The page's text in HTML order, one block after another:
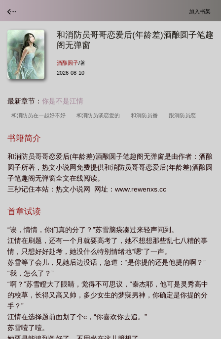
加入书架
和消防员哥哥恋爱后(年龄差)酒酿圆子笔趣
阁无弹窗
酒酿圆子/著
2026-08-10
最新章节： 你是不是江情
和消防员在一起好不好 和消防员谈恋爱的 和消防员番 跟消防员恋
么 和消防员谈恋爱的结果
消防员谈恋爱真的好累 与消防员 和消防员谈恋爱好吗 和消防员谈恋爱有什
么好处 和消防员谈恋爱叫什么 和消防员谈恋爱是军恋吗 和消防员谈恋爱算
是军恋嘛 跟消防员恋爱需要什么承受多少 和消防员谈恋爱需要注意什么
书籍简介
和消防员哥哥恋爱后(年龄差)酒酿圆子笔趣阁无弹窗是由作者：酒酿
圆子所著，热文小说网免费提供和消防员哥哥恋爱后(年龄差)酒酿圆
子笔趣阁无弹窗全文在线阅读。
三秒记住本站：热文小说网 网址：www.rewenxs.cc
首章试读
“诶，情情，你们真的分了？”苏雪脑袋凑过来轻声问到。
江情在刷题，还有一个月就要高考了，她不想想那些乱七八糟的事
情，只想好好赴考，她没什么特别情绪地“嗯”了一声。
苏雪等了会儿，见她后边没话，急道：“是你提的还是他提的啊？”
“我，怎么了？”
“啊？”苏雪瞪大了眼睛，觉得不可思议，“秦杰耶，他可是灵秀高中
的校草，长得又高又帅，多少女生的梦寐男神，你确定是你提的分
手？”
江情在选择题前面划了个c，“你喜欢你去追。”
苏雪噎了噎。